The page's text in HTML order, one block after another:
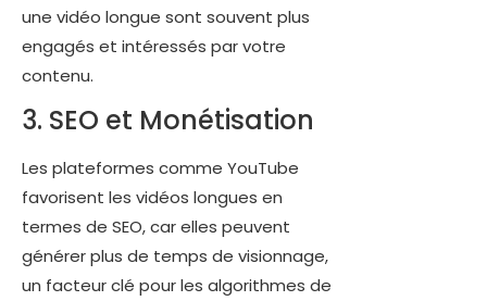
une vidéo longue sont souvent plus
engagés et intéressés par votre
contenu.
3. SEO et Monétisation
Les plateformes comme YouTube
favorisent les vidéos longues en
termes de SEO, car elles peuvent
générer plus de temps de visionnage,
un facteur clé pour les algorithmes de